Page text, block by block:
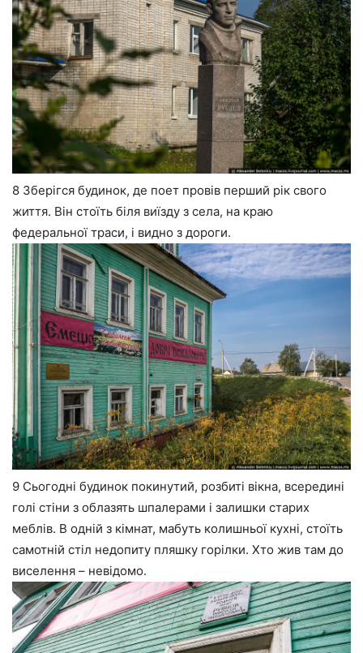
8 Зберігся будинок, де поет провів перший рік свого
життя. Він стоїть біля виїзду з села, на краю
федеральної траси, і видно з дороги.
9 Сьогодні будинок покинутий, розбиті вікна, всередині
голі стіни з облазять шпалерами і залишки старих
меблів. В одній з кімнат, мабуть колишньої кухні, стоїть
самотній стіл недопиту пляшку горілки. Хто жив там до
виселення – невідомо.